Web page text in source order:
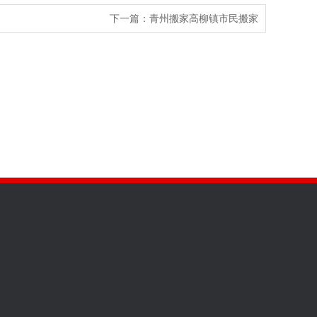
下一篇： 青州搬家高柳镇市民搬家